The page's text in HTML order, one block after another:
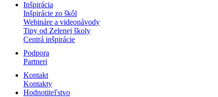
Inšpirácia
Inšpirácie zo škôl
Webináre a videonávody
Tipy od Zelenej školy
Centrá inšpirácie
Podpora
Partneri
Kontakt
Kontakty
Hodnotiteľstvo